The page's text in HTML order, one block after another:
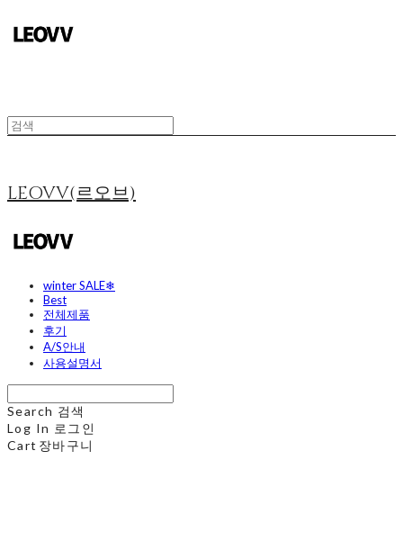
LEOVV(르오브)
winter SALE❄
Best
전체제품
후기
A/S안내
사용설명서
Search 검색
Log In 로그인
Cart 장바구니